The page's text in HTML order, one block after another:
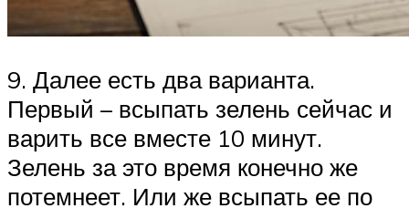
9. Далее есть два варианта.
Первый – всыпать зелень сейчас и
варить все вместе 10 минут.
Зелень за это время конечно же
потемнеет. Или же всыпать ее по